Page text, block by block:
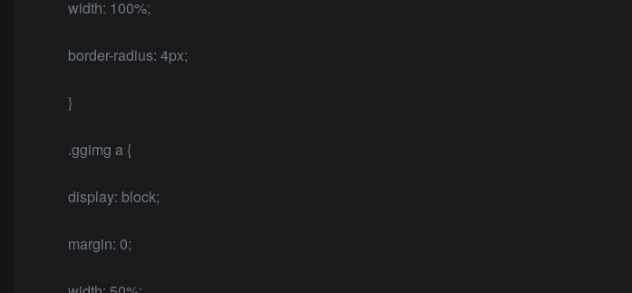
width: 100%;
border-radius: 4px;
}
.ggimg a {
display: block;
margin: 0;